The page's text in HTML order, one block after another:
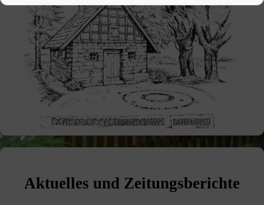
Aktuelles und Zeitungsberichte